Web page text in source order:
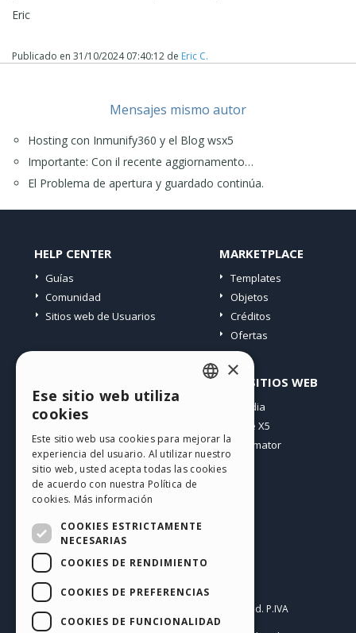
Eric
Publicado en 31/10/2024 07:40:12 de Eric C.
Mensajes mismo autor
Hosting con Inmunify360 y el Blog wsx5
Importante: Con il recente aggiornamento…
El Problema de apertura y guardado continúa.
HELP CENTER
Guías
Comunidad
Sitios web de Usuarios
MARKETPLACE
Templates
Objetos
Créditos
Ofertas
Mis post
Mis download
Espacio Web
Mis Créditos
OTROS SITIOS WEB
Incomedia
WebSite X5
WebAnimator
Español
Copyright © 2026
All rights reserved. P.IVA
IT07514640015
GERMAN
SPANISH
RUSSIAN
FRENCH
×
Ese sitio web utiliza
cookies
Este sitio web usa cookies para mejorar la
experiencia del usuario. Al utilizar nuestro
sitio web, usted acepta todas las cookies
de acuerdo con nuestra Política de
cookies. Más información
COOKIES ESTRICTAMENTE
NECESARIAS
COOKIES DE RENDIMIENTO
COOKIES DE PREFERENCIAS
COOKIES DE FUNCIONALIDAD